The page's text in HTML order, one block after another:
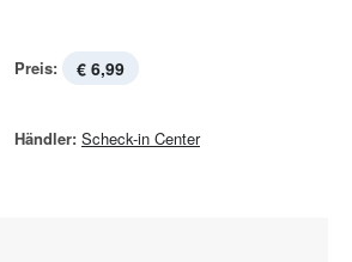
Preis: € 6,99
Händler: Scheck-in Center